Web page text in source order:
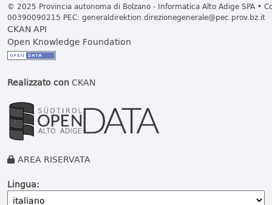
© 2025 Provincia autonoma di Bolzano - Informatica Alto Adige SPA •
00390090215 PEC: generaldirektion.direzionegenerale@pec.prov.bz.it
CKAN API
Open Knowledge Foundation
Realizzato conCKAN
AREA RISERVATA
Lingua